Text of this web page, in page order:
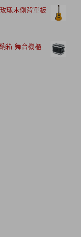
瑰木側背單板
箱 舞台機櫃